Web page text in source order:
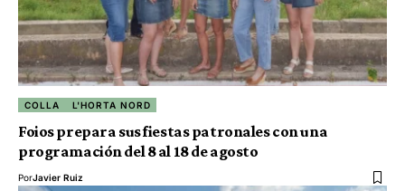
COLLA L'HORTA NORD
Foios prepara sus fiestas patronales con una
programación del 8 al 18 de agosto
PorJavier Ruiz